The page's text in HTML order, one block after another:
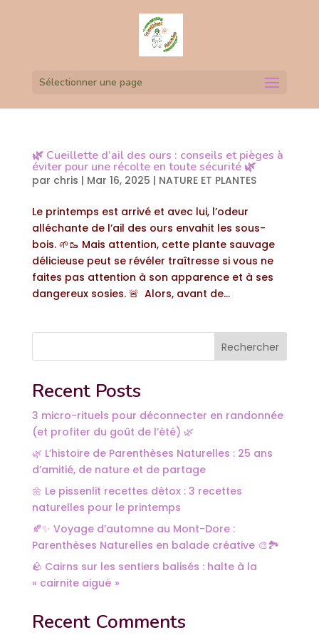
Sélectionner une page
🌿 Cueillette d’ail des ours : conseils et pièges à
éviter pour une récolte en toute sécurité 🌿
par chris | Mar 16, 2025 | NATURE ET PLANTES
Le printemps est arrivé et avec lui, l’odeur
alléchante de l’ail des ours envahit les sous-
bois. 🌱🥾 Mais attention, cette plante sauvage
délicieuse peut se révéler traîtresse si vous ne
faites pas attention à son apparence et à ses
dangereux sosies. 🚨 Alors, avant de...
Rechercher
Recent Posts
3 micro-rituels pour déconnecter en randonnée
(et profiter du goût de l’été) 🌿
🌿 L’histoire de Parenthèses Naturelles : 25 ans
d’amitié, de nature et de partage
🌼 Le pissenlit recettes détox : 3 recettes
naturelles pour le printemps
🍂✨ Voyage d’automne au Mont-Dore :
Parenthèses Naturelles en balade créative 🎨🏞️
🪨 Cairns sur les sentiers balisés : halte à la
« cairnite aiguë »
Recent Comments